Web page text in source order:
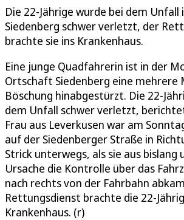
Die 22-Jährige wurde bei dem Unfall
Siedenberg schwer verletzt, der
brachte sie ins Krankenhaus.
Eine junge Quadfahrerin ist in der
Ortschaft Siedenberg eine
Böschung hinabgestürzt. Die 22-
dem Unfall schwer verletzt,
Frau aus Leverkusen war am
auf der Siedenberger Straße in
Strick unterwegs, als sie aus bislang
Ursache die Kontrolle über das
nach rechts von der Fahrbahn
Rettungsdienst brachte die 22-
Krankenhaus. (r)